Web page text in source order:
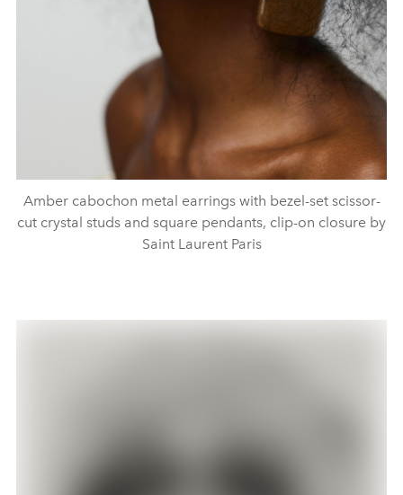
Amber cabochon metal earrings with bezel-set scissor-
cut crystal studs and square pendants, clip-on closure by
Saint Laurent Paris